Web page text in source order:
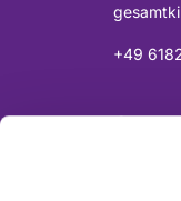
+49
DE07